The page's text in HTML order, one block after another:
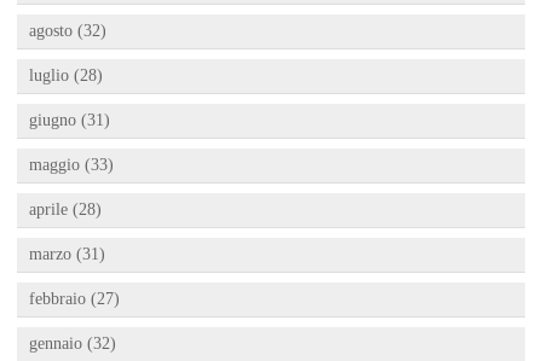
agosto (32)
luglio (28)
giugno (31)
maggio (33)
aprile (28)
marzo (31)
febbraio (27)
gennaio (32)